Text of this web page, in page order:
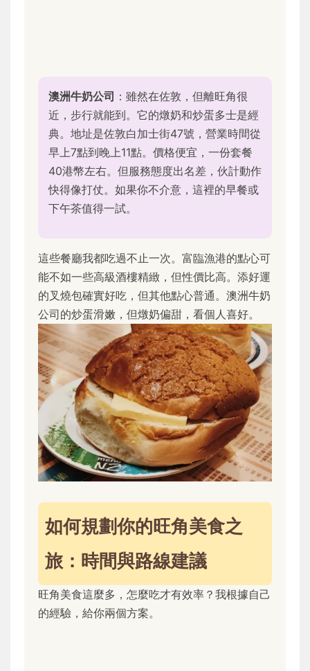
澳洲牛奶公司 ：雖然在佐敦，但離旺角很
近，步行就能到。它的燉奶和炒蛋多士是經
典。地址是佐敦白加士街47號，營業時間從
早上7點到晚上11點。價格便宜，一份套餐
40港幣左右。但服務態度出名差，伙計動作
快得像打仗。如果你不介意，這裡的早餐或
下午茶值得一試。
這些餐廳我都吃過不止一次。富臨漁港的點心可
能不如一些高級酒樓精緻，但性價比高。添好運
的叉燒包確實好吃，但其他點心普通。澳洲牛奶
公司的炒蛋滑嫩，但燉奶偏甜，看個人喜好。
如何規劃你的旺角美食之
旅：時間與路線建議
旺角美食這麼多，怎麼吃才有效率？我根據自己
的經驗，給你兩個方案。